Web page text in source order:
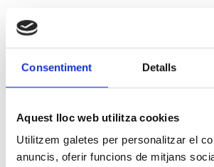
Consentiment Detalls
Aquest lloc web utilitza cookies
Utilitzem galetes per personalitzar el
anuncis, oferir funcions de mitjans